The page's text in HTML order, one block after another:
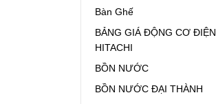
Bàn Ghế
BẢNG GIÁ ĐỘNG CƠ ĐIỆN
HITACHI
BỒN NƯỚC
BỒN NƯỚC ĐẠI THÀNH